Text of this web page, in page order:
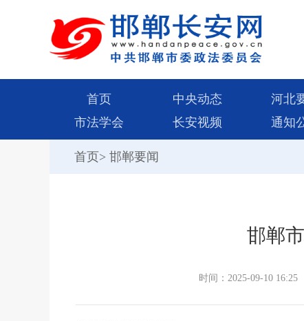
首页 中央动态 河北
市法学会
长安视频 通知
首页> 邯郸要闻
邯郸
时间：2025-09-10 16:25